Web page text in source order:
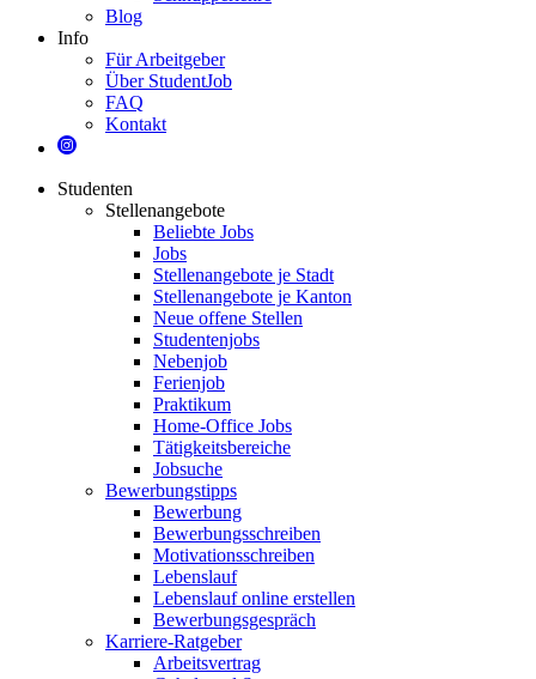
Blog
Info
Für Arbeitgeber
Über StudentJob
FAQ
Kontakt
Studenten
Stellenangebote
Beliebte Jobs
Jobs
Stellenangebote je Stadt
Stellenangebote je Kanton
Neue offene Stellen
Studentenjobs
Nebenjob
Ferienjob
Praktikum
Home-Office Jobs
Tätigkeitsbereiche
Jobsuche
Bewerbungstipps
Bewerbung
Bewerbungsschreiben
Motivationsschreiben
Lebenslauf
Lebenslauf online erstellen
Bewerbungsgespräch
Karriere-Ratgeber
Arbeitsvertrag